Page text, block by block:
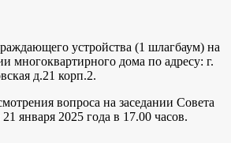
устройства (1 шлагбаум) на
многоквартирного дома по адресу: г.
д.21 корп.2.
вопроса на заседании Совета
января 2025 года в 17.00 часов.